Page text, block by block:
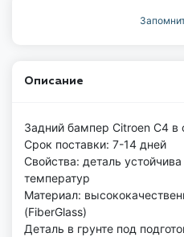
Описание
Задний бампер Citroen C4 в
Срок поставки: 7-14 дней
Свойства: деталь
температур
Материал:
(FiberGlass)
Деталь в грунте под